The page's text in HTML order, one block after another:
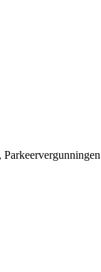
Parkeervergunningen